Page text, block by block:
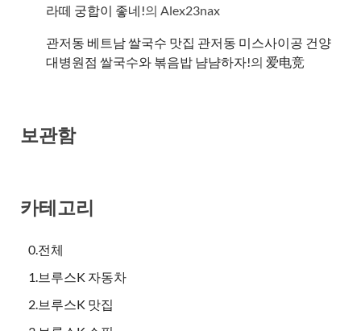
라떼 궁합이 좋네!의 Alex23nax
관저동 베트남 쌀국수 맛집 관저동 미스사이공 건양
대병원점 쌀국수와 볶음밥 냠냠하자!의 爱电竞
보관함
카테고리
0.전체
1.브루스K 자동차
2.브루스K 맛집